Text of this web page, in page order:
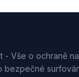
- Vše o ochraně
bezpečné